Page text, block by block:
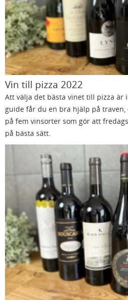
Vin till pizza 2022
Att välja det bästa vinet till pizza är
guide får du en bra hjälp på
på fem vinsorter som gör att
på bästa sätt.